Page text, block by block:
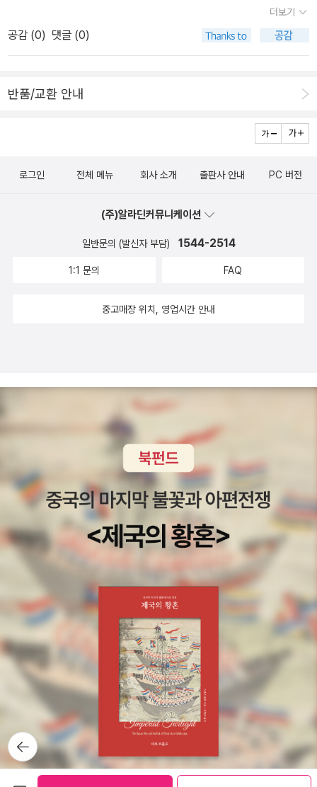
rdon R. Dickson) Araminta Station / (Jack Vance) Voice of
the Whirlwind / (Walter Jon Williams) The Awakeners / (She
ege-Killer /(Christopher Hinz) In Conquest Born/ (C. S. Frie
Grimwood) Watchmen /(Alan Moore) & (Dave Gibbons) A
Mask for the General /(Lisa Goldstein) 【Fantasy Novel】 수
상작 Seventh Son /오슨 스콧 카드(Orson Scott Card) On Str
라즈니(Roger Zelazny) Weaveworld / (Clive Barker) Lincol
y) The Witches of Wenshar / (Barbara Hambly) The Grey
Horse/ (R. A. MacAvoy) Infernal Devices/(K. W. Jeter) Gua
/ (Stephen R. Donaldson) Being a Green Mother / (Piers A
ephen King) Land of Dreams / (James P. Blaylock) Strang
e Toys /(Patricia Geary) 「제국의 딸」 Daughter of the Empir
e/ (Raymond E. Feist) & (Janny Wurts) →황금가지 The Fire
brand/ (Marion Zimmer Bradley) Never the Twain /(Kirk Mit
chell) Darkspell/ (Katharine Kerr) Equal Rites / (Terry Pratc
hett) 「추락하는 여인」 The Falling Woman /팻 머피(Pat Murph
y)→시공사(절판) 【Novella】 수상작 The Secret Sharer /로버트
실버버그(Robert Silverberg) The Blind Geometer / (Kim Sta
nley Robinson) Eye for Eye /오슨•스콧•카드(Orson Scott C
ard) Mother Goddess of the World / (Kim Stanley Robinso
n) Superwine/ (Harry Turtledove) Glass Cloud/ (James Pat
rick Kelly) Borders of Infinity /로이스 맥마스타 부죨드(Lois Mc
Master Bujold) Love Sickness / (Geoff Ryman) The Forest
of Time //(Michael F. Flynn) Saving Time/ (Russell Griffin)
Displaced Person /(Ian Stewart) Fugue State/ (John M. Fo
rd) 【Novelette】 수상작 Rachel in Love / 팻 머피(Pat Murphy)
Shades / (Lucius Shepard) Buffalo Gals, Won't You Come
Out Tonight /어슐라.K 르귄(Ursula K. Le Guin) Flowers of E
do /블루스 스털링(Bruce Sterling) Dream Baby / (Bruce McA
llister) 「미국」America /오슨 스콧 카드(Orson Scott Card) The
Evening and the Morning and the Night/ (Octavia E. Butler)
「파운데이션과 지구」Foundation and Earth /아이작 아시모프(Isa
ac Asimov) →현대정보문화사 Chanur's Homecoming/ (C. J.
Cherryh) Marooned in Realtime / (Vernor Vinge) The Song
g of the Quantum Cats/ 프레드릭 폴(Frederik Pohl) Santiag
ell) When Gravity Fails / (George Alec Effinger) Lear's Dau
psies /로버트 실버버그(Robert Silverberg) Nerilka's Story /
드(Lois McMaster Bujold) The Moon Goddess and the Son
/(Donald Kingsbury) Hardwired /월터 존 윌리암스(Walter Jon
us of Dreams / (Pamela Sargent) The Nimrod Hunt / (Charl
ow) The Hercules Text / (Jack McDevitt) The Forever Ma
g)  Godbody /시오드아 스타존(Theodore Sturgeon) Twistin
g the Rope / (R. A. MacAvoy) The Folk of the Air/ (Peter S.
Beagle) The Serpent Mage /그랙 베어(Greg Bear) Wizard of
the Pigeons /(Megan Lindholm) The Quest for St. Camber
/ (Katherine Kurtz) A Darkness at Sethanon / (Raymond E.
Feist) The Mirror of Her Dreams / (Stephen R. Donaldson)
The Darkest Road / (Guy Gavriel Kay) Magic Kingdom For
Sale...Sold! / (Terry Brooks) Homunculus/ (James P. Blaylo
ck) Wielding a Red Sword/ (Piers Anthony) 「떨어져 가는 여
자」 The Falling Woman /팻 머피(Pat Murphy) →시공사(절판)
The Dragon in the Sword /마이클 무어콕(Michael Moorcoc
k) Jinian Star-Eye / (Sheri S. Tepper) New York by Knight /
(Esther M. Friesner) The King of Ys: Roma Mater /(Poul) &
(Karen Anderson) The Hounds of God /(Judith Tarr) The U
nconquered Country / (Geoff Ryman) Yarrow / (Charles de
Lint) The Hungry Moon (Ramsey Campbell) Dragonsbane
/(Barbara Hambly) A Voice for Princess / (John Morressy)
Talking Man / (Terry Bisson) 【Novella】 수상작 R & R / (Luciu
s Shepard) Escape from Kathmandu / (Kim Stanley Robins
더보기
공감 (0) 댓글 (0)
반품/교환 안내
뒤로가
기
로그인 전체 메뉴 회사 소개 출판사 안내 PC 버전
(주)알라딘커뮤니케이션
일반문의 (발신자 부담) 1544-2514
1:1 문의 FAQ
중고매장 위치, 영업시간 안내